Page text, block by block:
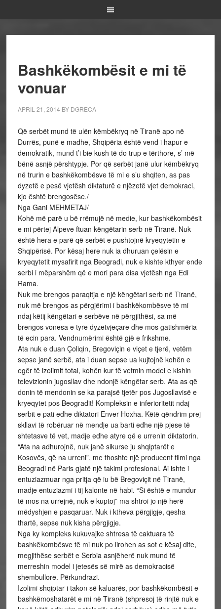
Bashkëkombësit e mi të
vonuar
APRIL 21, 2014 BY DGRECA
Që serbët mund të ulën këmbëkryq në Tiranë apo në
Durrës, punë e madhe, Shqipëria është vend i hapur e
demokratik, mund t’i bie kush të do trup e tërthore, s’ më
bënë asnjë përshtypje. Por që serbët janë ulur këmbëkryq
në trurin e bashkëkombësve të mi e s’u shqiten, as pas
dyzetë e pesë vjetësh diktaturë e njëzetë vjet demokraci,
kjo është brengosëse./
Nga Gani MEHMETAJ/
Kohë më parë u bë rrëmujë në medie, kur bashkëkombësit
e mi përtej Alpeve ftuan këngëtarin serb në Tiranë. Nuk
është hera e parë që serbët e pushtojnë kryeqytetin e
Shqipërisë. Por kësaj here nuk ia dhuruan çelësin e
kryeqytetit mysafirit nga Beogradi, nuk e kishte kthyer ende
serbi i mëparshëm që e mori para disa vjetësh nga Edi
Rama.
Nuk me brengos paraqitja e një këngëtari serb në Tiranë,
nuk më brengos as përgjërimi i bashkëkombësve të mi
ndaj këtij këngëtari e serbëve në përgjithësi, sa më
brengos vonesa e tyre dyzetvjeçare dhe mos gatishmëria
të ecin para. Vendnumërimi është gjë e frikshme.
Ata nuk e duan Çoliqin, Bregoviçin e viçet e tjerë, vetëm
sepse janë serbë, ata i duan sepse ua kujtojnë kohën e
egër të izolimit total, kohën kur të vetmin model e kishin
televizionin jugosllav dhe ndonjë këngëtar serb. Ata as që
donin të mendonin se ka parajsë tjetër pos Jugosllavisë e
kryeqytet pos Beogradit! Kompleksin e inferioritetit ndaj
serbit e pati edhe diktatori Enver Hoxha. Këtë qëndrim prej
skllavi të robëruar në mendje ua barti edhe një pjese të
shtetasve të vet, madje edhe atyre që e urrenin diktatorin.
“Ata na adhurojnë, nuk janë sikurse ju shqiptarët e
Kosovës, që na urreni”, me thoshte një producent filmi nga
Beogradi në Paris gjatë një takimi profesional. Ai ishte i
entuziazmuar nga pritja që iu bë Bregoviçit në Tiranë,
madje entuziazmi i tij kalonte në habi. “Si është e mundur
të mos na urrejnë, nuk e kuptoj” ma shtroi jo një herë
mëdyshjen e pasqaruar. Nuk i ktheva përgjigje, qesha
thartë, sepse nuk kisha përgjigje.
Nga ky kompleks kukuvajke shtresa të caktuara të
bashkëkombësve të mi nuk po lirohen as sot e kësaj dite,
megjithëse serbët e Serbia asnjëherë nuk mund të
merreshin model i jetesës së mirë as demokracisë
shembullore. Përkundrazi.
Izolimi shqiptar i takon së kaluarës, por bashkëkombësit e
bashkëmoshatarët e mi në Tiranë (shpresoj të rinjtë nuk e